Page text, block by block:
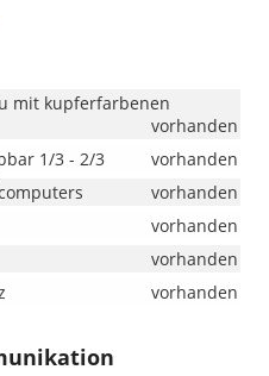
mit kupferfarbenen
vorhanden
1/3 - 2/3
vorhanden
vorhanden
vorhanden
vorhanden
vorhanden